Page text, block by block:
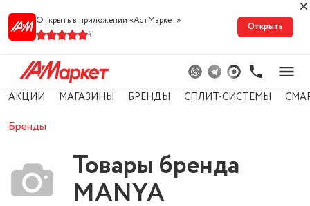
Открыть в приложении «АстМарке‪т‬»
41
Открыть
АКЦИИ МАГАЗИНЫ БРЕНДЫ СПЛИТ-СИСТЕМЫ
Бренды
Товары бренда
MANYA